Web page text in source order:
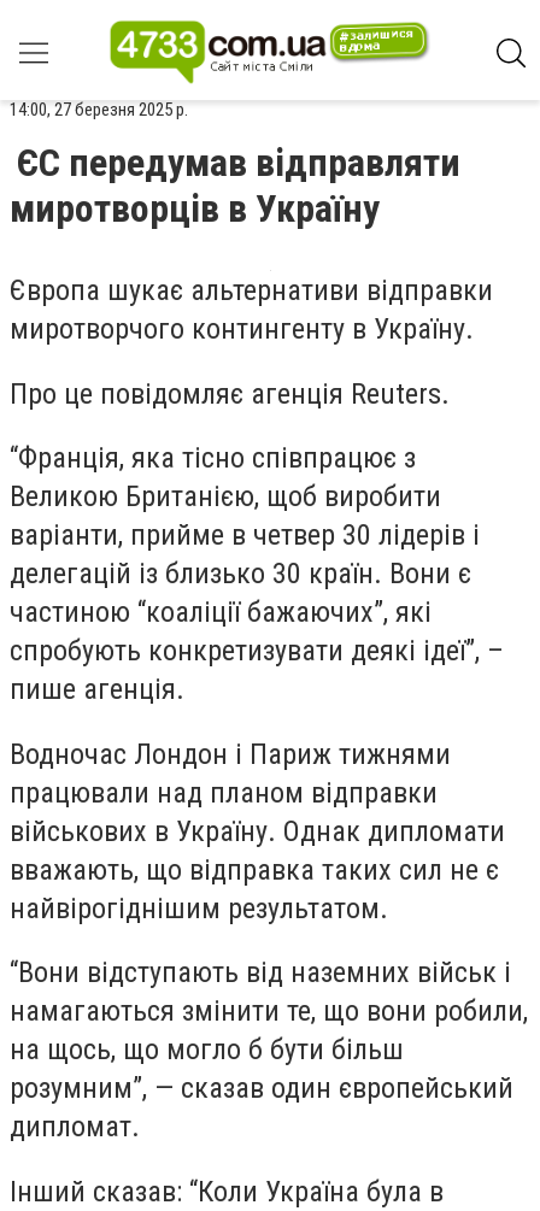
14:00, 27 березня 2025 р.
ЄС передумав відправляти
миротворців в Україну
Європа шукає альтернативи відправки
миротворчого контингенту в Україну.
Про це повідомляє агенція Reuters.
“Франція, яка тісно співпрацює з
Великою Британією, щоб виробити
варіанти, прийме в четвер 30 лідерів і
делегацій із близько 30 країн. Вони є
частиною “коаліції бажаючих”, які
спробують конкретизувати деякі ідеї”, –
пише агенція.
Водночас Лондон і Париж тижнями
працювали над планом відправки
військових в Україну. Однак дипломати
вважають, що відправка таких сил не є
найвірогіднішим результатом.
“Вони відступають від наземних військ і
намагаються змінити те, що вони робили,
на щось, що могло б бути більш
розумним”, — сказав один європейський
дипломат.
Інший сказав: “Коли Україна була в